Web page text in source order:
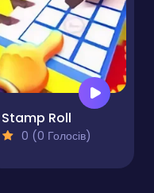
Stamp Roll
0 (0 Голосів)